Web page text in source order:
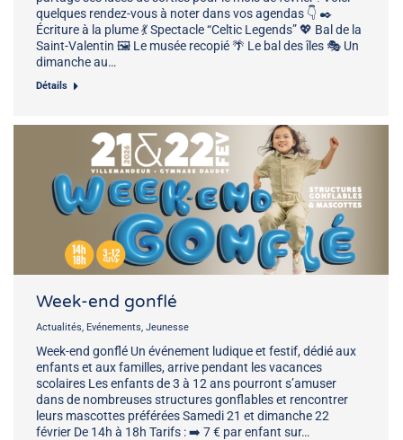
quelques rendez-vous à noter dans vos agendas 👇 ✒️
Écriture à la plume 💃 Spectacle “Celtic Legends” 💖 Bal de la
Saint-Valentin 🖼️ Le musée recopié 🌴 Le bal des îles 🎭 Un
dimanche au…
Détails
Week-end gonflé
Actualités, Evénements, Jeunesse
Week-end gonflé Un événement ludique et festif, dédié aux
enfants et aux familles, arrive pendant les vacances
scolaires Les enfants de 3 à 12 ans pourront s’amuser
dans de nombreuses structures gonflables et rencontrer
leurs mascottes préférées Samedi 21 et dimanche 22
février De 14h à 18h Tarifs : ➡️ 7 € par enfant sur…